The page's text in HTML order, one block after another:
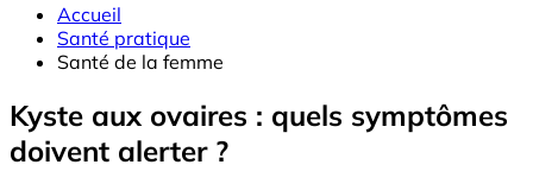
Accueil
Santé pratique
Santé de la femme
Kyste aux ovaires : quels symptômes
doivent alerter ?